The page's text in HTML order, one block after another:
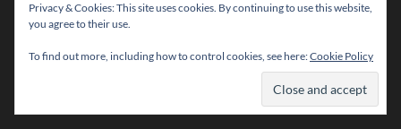
Το κίτρινο μπαχαρικό που καταπολεμά πόνο και
φλεγμονή – Πόσο αποτελεσματικό είναι
Χρησιμοποιούμε cookies για να σας προσφέρουμε τη
βέλτιστη εμπειρία πλοήγησης στον ιστότοπό μας.
Μπορείτε να μάθετε ποια cookies χρησιμοποιούμε ή να τα
απενεργοποιήσετε στιςρυθμίσεις
Privacy & Cookies: This site uses cookies. By continuing to use this website,
you agree to their use.
To find out more, including how to control cookies, see here:Cookie Policy